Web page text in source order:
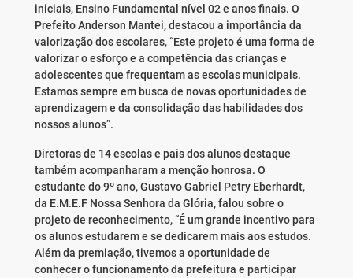
iniciais, Ensino Fundamental nível 02 e anos finais. O
Prefeito Anderson Mantei, destacou a importância da
valorização dos escolares, “Este projeto é uma forma de
valorizar o esforço e a competência das crianças e
adolescentes que frequentam as escolas municipais.
Estamos sempre em busca de novas oportunidades de
aprendizagem e da consolidação das habilidades dos
nossos alunos”.
Diretoras de 14 escolas e pais dos alunos destaque
também acompanharam a menção honrosa. O
estudante do 9º ano, Gustavo Gabriel Petry Eberhardt,
da E.M.E.F Nossa Senhora da Glória, falou sobre o
projeto de reconhecimento, “É um grande incentivo para
os alunos estudarem e se dedicarem mais aos estudos.
Além da premiação, tivemos a oportunidade de
conhecer o funcionamento da prefeitura e participar